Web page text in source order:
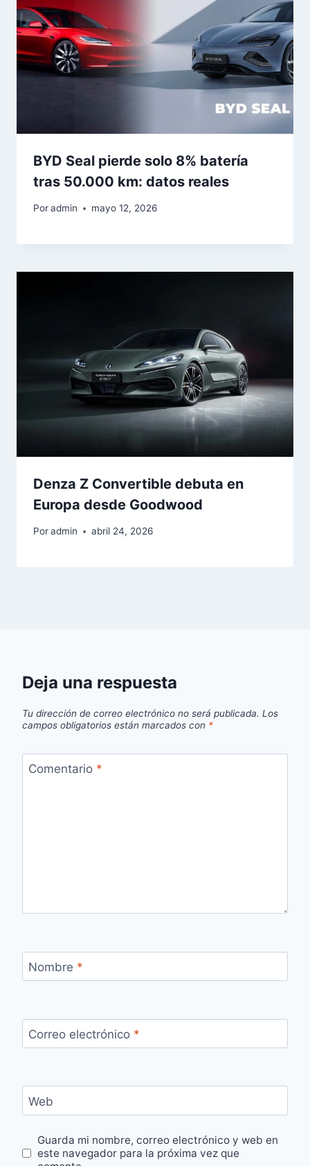
BYD Seal pierde solo 8% batería
tras 50.000 km: datos reales
Poradmin mayo 12, 2026
Denza Z Convertible debuta en
Europa desde Goodwood
Poradmin abril 24, 2026
Deja una respuesta
Tu dirección de correo electrónico no será publicada. Los
campos obligatorios están marcados con *
Comentario *
Nombre *
Correo electrónico *
Web
Guarda mi nombre, correo electrónico y web en
este navegador para la próxima vez que